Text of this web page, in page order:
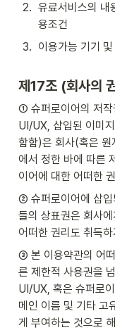
2. 유료서비스의 내
용조건
3. 이용가능 기기
제17조 (회사의
① 슈퍼로이어의 저작
UI/UX, 삽입된 이미
함함)은 회사(혹은 원
에서 정한 바에 따른
이어에 대한 어떠한
② 슈퍼로이어에 삽입
들의 상표권은 회사
어떠한 권리도 취득
③ 본 이용약관의 어
른 제한적 사용권을
UI/UX, 혹은 슈퍼로
메인 이름 및 기타 고
게 부여하는 것으로